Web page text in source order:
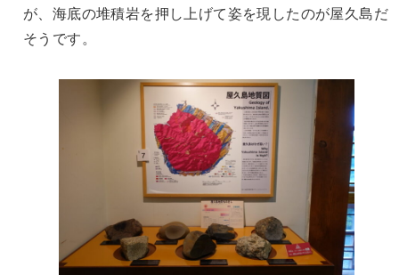
が、海底の堆積岩を押し上げて姿を現したのが屋久島だ
そうです。